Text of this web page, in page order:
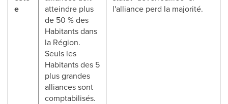
e
atteindre plus
de 50 % des
Habitants dans
la Région.
Seuls les
Habitants des 5
plus grandes
alliances sont
comptabilisés.
l'alliance perd la majorité.